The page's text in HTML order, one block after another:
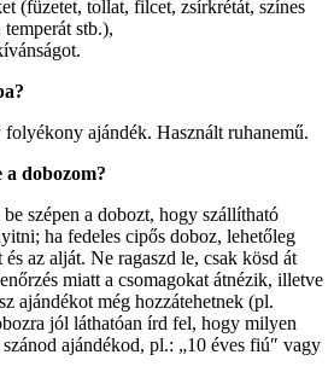
(füzetet, tollat, filcet, zsírkrétát, színes
stb.),
ajándék. Használt ruhanemű.
a dobozom?
szépen a dobozt, hogy szállítható
ha fedeles cipős doboz, lehetőleg
az alját. Ne ragaszd le, csak kösd át
miatt a csomagokat átnézik, illetve
ajándékot még hozzátehetnek (pl.
jól láthatóan írd fel, hogy milyen
ajándékod, pl.: „10 éves fiú″ vagy